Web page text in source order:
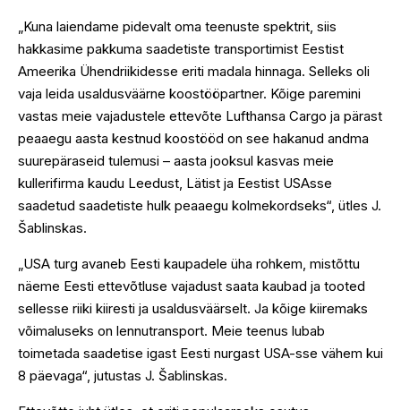
„Kuna laiendame pidevalt oma teenuste spektrit, siis
hakkasime pakkuma saadetiste transportimist Eestist
Ameerika Ühendriikidesse eriti madala hinnaga. Selleks oli
vaja leida usaldusväärne koostööpartner. Kõige paremini
vastas meie vajadustele ettevõte Lufthansa Cargo ja pärast
peaaegu aasta kestnud koostööd on see hakanud andma
suurepäraseid tulemusi – aasta jooksul kasvas meie
kullerifirma kaudu Leedust, Lätist ja Eestist USAsse
saadetud saadetiste hulk peaaegu kolmekordseks“, ütles J.
Šablinskas.
„USA turg avaneb Eesti kaupadele üha rohkem, mistõttu
näeme Eesti ettevõtluse vajadust saata kaubad ja tooted
sellesse riiki kiiresti ja usaldusväärselt. Ja kõige kiiremaks
võimaluseks on lennutransport. Meie teenus lubab
toimetada saadetise igast Eesti nurgast USA-sse vähem kui
8 päevaga“, jutustas J. Šablinskas.